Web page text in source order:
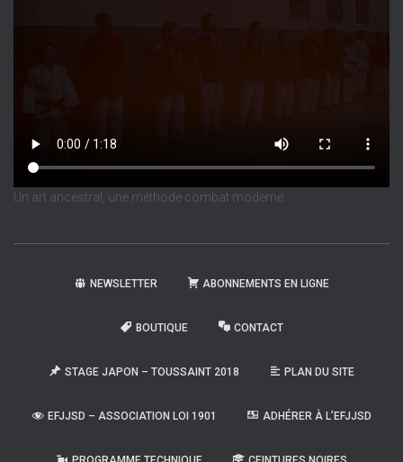
Un art ancestral, une méthode combat moderne…
NEWSLETTER ABONNEMENTS EN LIGNE
BOUTIQUE CONTACT
STAGE JAPON – TOUSSAINT 2018 PLAN DU SITE
EFJJSD – ASSOCIATION LOI 1901 ADHÉRER À L’EFJJSD